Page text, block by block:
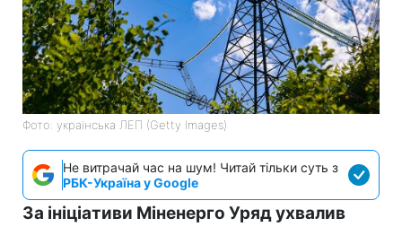
Фото: українська ЛЕП (Getty Images)
Не витрачай час на шум! Читай тільки суть з
РБК-Україна у Google
За ініціативи Міненерго Уряд ухвалив